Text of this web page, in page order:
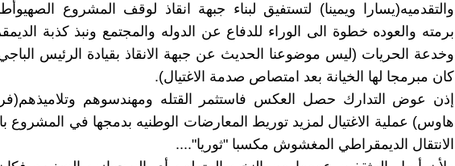
والتقدميه(يسارا ويمينا) لتستفيق لبناء جبهة انقاذ لوقف المشروع
برمته والعوده خطوة الى الوراء للدفاع عن الدوله والمجتمع ونبذ كذبة
وخدعة الحريات (ليس موضوعنا الحديث عن جبهة الانقاذ بقيادة الرئيس
كان مبرمجا لها الخيانة بعد امتصاص صدمة الاغتيال).
إذن عوض التدارك حصل العكس فاستثمر القتله ومهندسوهم
هاوس) عملية الاغتيال لمزيد توريط المعارضات الوطنيه بدمجها في المشروع
الانتقال الديمقراطي المغشوش مكسبا "ثوريا"....